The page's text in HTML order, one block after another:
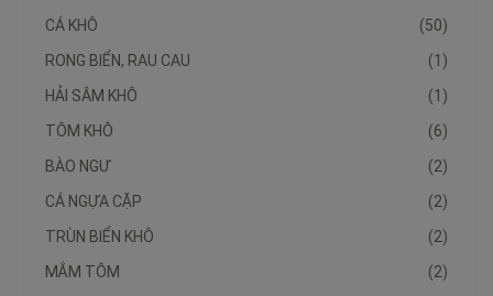
(50)
CÁ KHÔ
(1)
RONG BIỂN, RAU CAU
(1)
HẢI SÂM KHÔ
(6)
TÔM KHÔ
(2)
BÀO NGƯ
(2)
CÁ NGỰA CẶP
(2)
TRÙN BIỂN KHÔ
(2)
MẮM TÔM